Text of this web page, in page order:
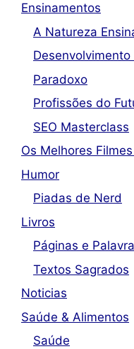
Ensinamentos
A Natureza
Desenvolvimento
Paradoxo
Profissões do
SEO Masterclass
Os Melhores
Humor
Piadas de Nerd
Livros
Páginas e
Textos Sagrados
Noticias
Saúde & Alimentos
Saúde